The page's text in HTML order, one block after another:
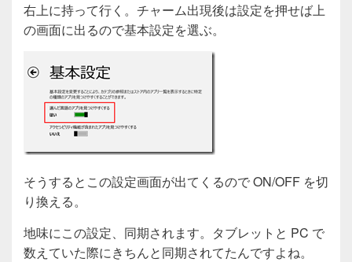
右上に持って行く。チャーム出現後は設定を押せば上
の画面に出るので基本設定を選ぶ。
そうするとこの設定画面が出てくるので ON/OFF を切
り換える。
地味にこの設定、同期されます。タブレットと PC で
数えていた際にきちんと同期されてたんですよね。